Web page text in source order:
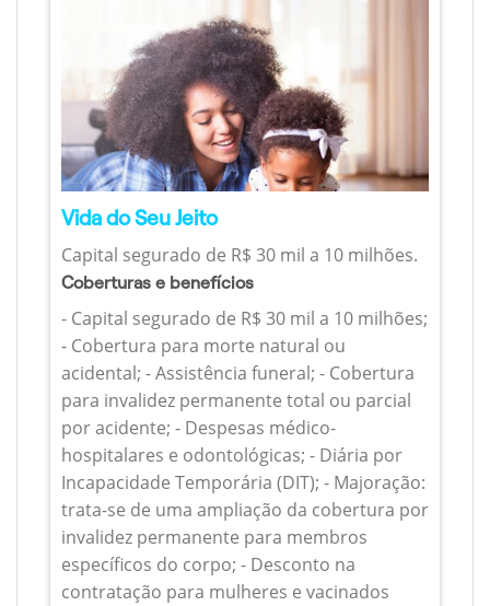
Vida do Seu Jeito
Capital segurado de R$ 30 mil a 10 milhões.
Coberturas e benefícios
- Capital segurado de R$ 30 mil a 10 milhões;
- Cobertura para morte natural ou
acidental; - Assistência funeral; - Cobertura
para invalidez permanente total ou parcial
por acidente; - Despesas médico-
hospitalares e odontológicas; - Diária por
Incapacidade Temporária (DIT); - Majoração:
trata-se de uma ampliação da cobertura por
invalidez permanente para membros
específicos do corpo; - Desconto na
contratação para mulheres e vacinados